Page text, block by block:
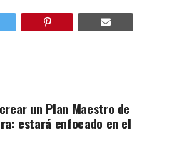
un Plan Maestro de
estará enfocado en el